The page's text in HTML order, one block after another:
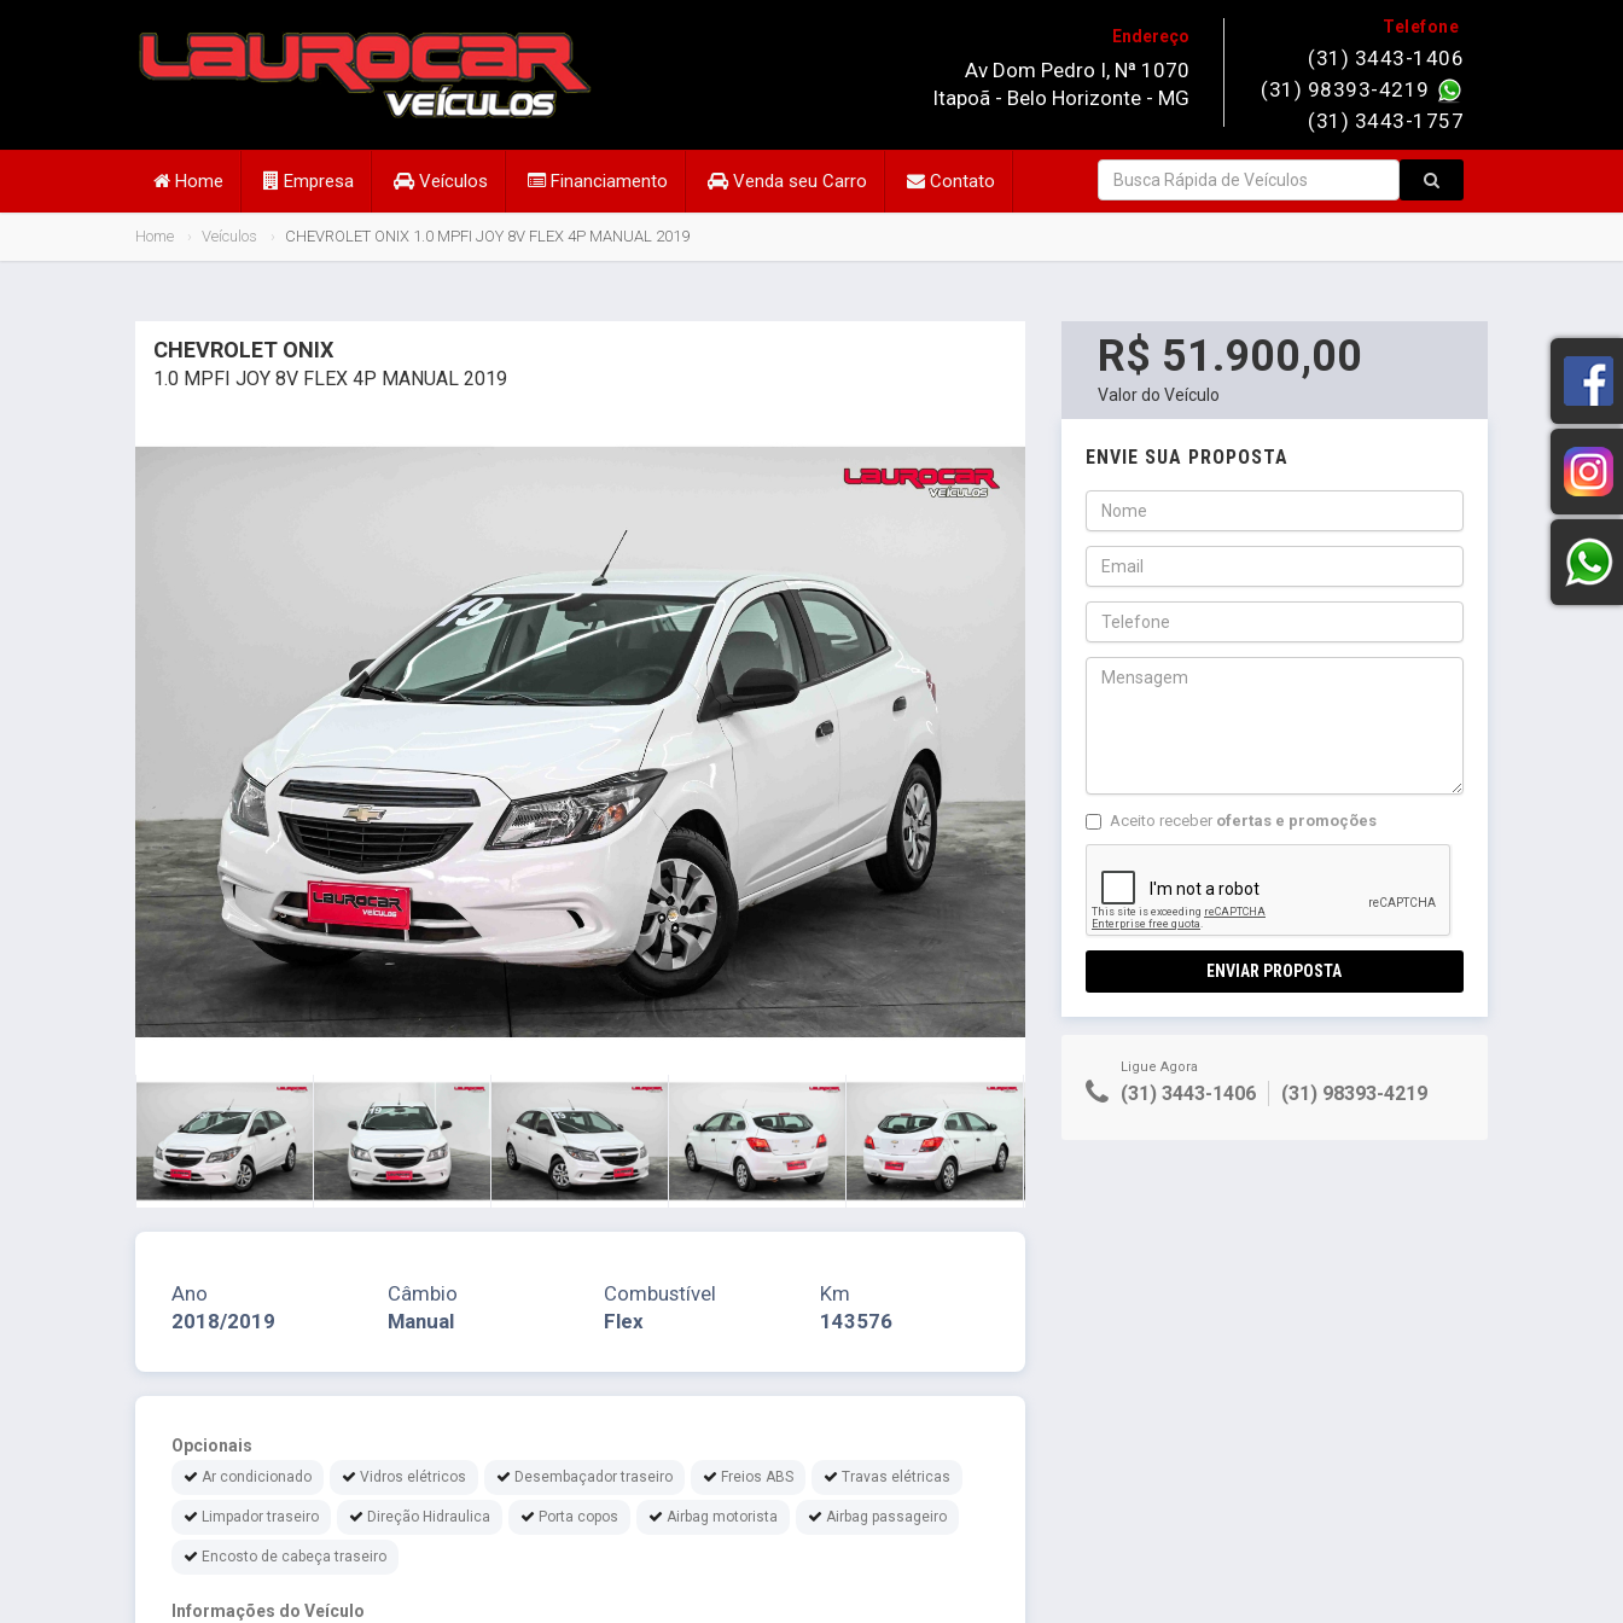
Telefone
(31) 3443-1406
(31) 98393-4219
(31) 3443-1757
Endereço
Av Dom Pedro I, Nª 1070
Itapoã - Belo Horizonte - MG
Home Empresa Veículos Financiamento Venda seu Carro Contato
Home Veículos CHEVROLET ONIX 1.0 MPFI JOY 8V FLEX 4P MANUAL 2019
CHEVROLET ONIX
1.0 MPFI JOY 8V FLEX 4P MANUAL 2019
Ano
2018/2019
Câmbio
Manual
Combustível
Flex
Km
143576
Opcionais
Ar condicionado Vidros elétricos Desembaçador traseiro Freios ABS Travas elétricas
Limpador traseiro Direção Hidraulica Porta copos Airbag motorista Airbag passageiro
Encosto de cabeça traseiro
Informações do Veículo
R$ 51.900,00
Valor do Veículo
ENVIE SUA PROPOSTA
Aceito receber ofertas e promoções
ENVIAR PROPOSTA
Ligue Agora
(31) 3443-1406 (31) 98393-4219